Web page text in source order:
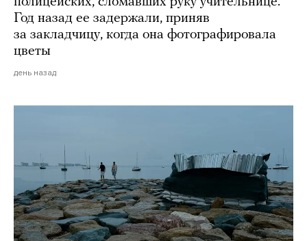
Год назад ее задержали, приняв
за закладчицу, когда она фотографировала
цветы
день назад